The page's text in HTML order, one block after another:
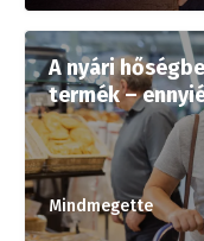
A nyári
termék –
Mindmegette